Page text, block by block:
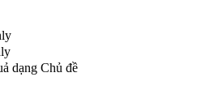
dạng Chủ đề